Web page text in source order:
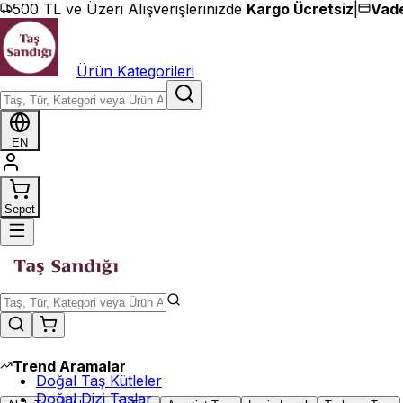
İçeriğe geç
500 TL ve Üzeri Alışverişlerinizde Kargo Ücretsiz
Ürün Kategorileri
EN
Sepet
Trend Aramalar
Doğal Taş Kütleler
Doğal Dizi Taşlar